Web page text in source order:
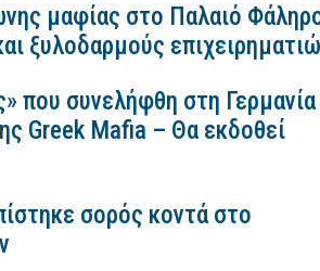
μαφίας στο Παλαιό
ξυλοδαρμούς
που συνελήφθη στη Γερμανία
Greek Mafia – Θα εκδοθεί
σορός κοντά στο